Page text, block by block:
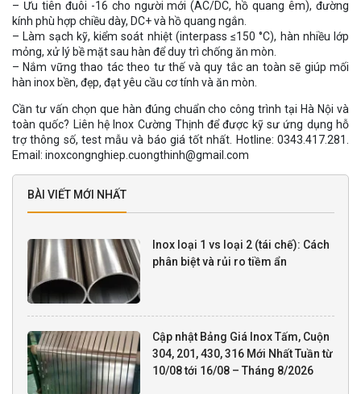
– Ưu tiên đuôi -16 cho người mới (AC/DC, hồ quang êm), đường
kính phù hợp chiều dày, DC+ và hồ quang ngắn.
– Làm sạch kỹ, kiểm soát nhiệt (interpass ≤150 °C), hàn nhiều lớp
mỏng, xử lý bề mặt sau hàn để duy trì chống ăn mòn.
– Nắm vững thao tác theo tư thế và quy tắc an toàn sẽ giúp mối
hàn inox bền, đẹp, đạt yêu cầu cơ tính và ăn mòn.
Cần tư vấn chọn que hàn đúng chuẩn cho công trình tại Hà Nội và
toàn quốc? Liên hệ Inox Cường Thịnh để được kỹ sư ứng dụng hỗ
trợ thông số, test mẫu và báo giá tốt nhất. Hotline: 0343.417.281.
Email: inoxcongnghiep.cuongthinh@gmail.com
BÀI VIẾT MỚI NHẤT
Inox loại 1 vs loại 2 (tái chế): Cách
phân biệt và rủi ro tiềm ẩn
Cập nhật Bảng Giá Inox Tấm, Cuộn
304, 201, 430, 316 Mới Nhất Tuần từ
10/08 tới 16/08 – Tháng 8/2026